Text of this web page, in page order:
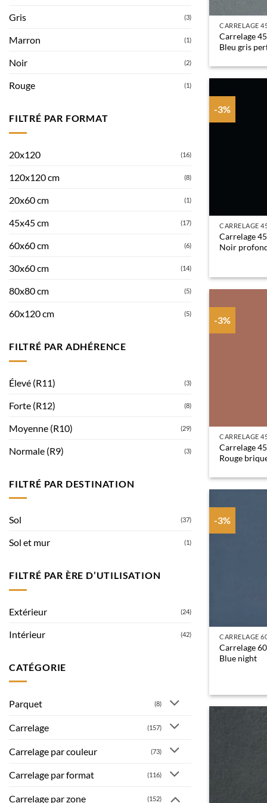
Gris (3)
Marron (1)
Noir (2)
Rouge (1)
FILTRÉ PAR FORMAT
20x120 (16)
120x120 cm (8)
20x60 cm (1)
45x45 cm (17)
60x60 cm (6)
30x60 cm (14)
80x80 cm (5)
60x120 cm (5)
FILTRÉ PAR ADHÉRENCE
Élevé (R11) (3)
Forte (R12) (8)
Moyenne (R10) (29)
Normale (R9) (3)
FILTRÉ PAR DESTINATION
Sol (37)
Sol et mur (1)
FILTRÉ PAR ÈRE D’UTILISATION
Extérieur (24)
Intérieur (42)
CATÉGORIE
Parquet (8)
Carrelage (157)
Carrelage par couleur (73)
Carrelage par format (116)
Carrelage par zone (152)
CARRELAGE
Carrelage
Bleu gris
-3%
CARRELAGE
Carrelage
Noir
-3%
CARRELAGE
Carrelage
Rouge
-3%
CARRELAGE
Carrelage
Blue night